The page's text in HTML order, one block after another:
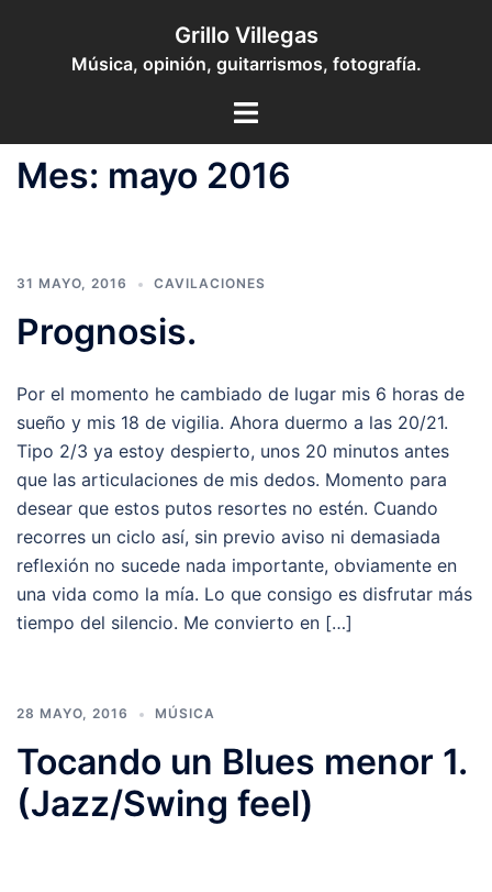
contenido
Grillo Villegas
Música, opinión, guitarrismos, fotografía.
Toggle
Mes: mayo 2016
31 MAYO, 2016 CAVILACIONES
Prognosis.
Por el momento he cambiado de lugar mis 6 horas de
sueño y mis 18 de vigilia. Ahora duermo a las 20/21.
Tipo 2/3 ya estoy despierto, unos 20 minutos antes
que las articulaciones de mis dedos. Momento para
desear que estos putos resortes no estén. Cuando
recorres un ciclo así, sin previo aviso ni demasiada
reflexión no sucede nada importante, obviamente en
una vida como la mía. Lo que consigo es disfrutar más
tiempo del silencio. Me convierto en […]
28 MAYO, 2016 MÚSICA
Tocando un Blues menor 1.
(Jazz/Swing feel)